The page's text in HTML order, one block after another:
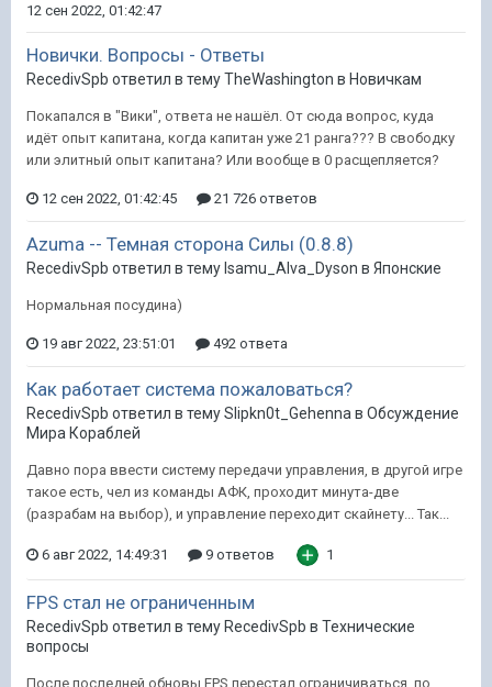
12 сен 2022, 01:42:47
Новички. Вопросы - Ответы
RecedivSpb ответил в тему TheWashington в Новичкам
Покапался в "Вики", ответа не нашёл. От сюда вопрос, куда
идёт опыт капитана, когда капитан уже 21 ранга??? В свободку
или элитный опыт капитана? Или вообще в 0 расщепляется?
12 сен 2022, 01:42:45 21 726 ответов
Azuma -- Темная сторона Силы (0.8.8)
RecedivSpb ответил в тему Isamu_Alva_Dyson в Японские
Нормальная посудина)
19 авг 2022, 23:51:01 492 ответа
Как работает система пожаловаться?
RecedivSpb ответил в тему Slipkn0t_Gehenna в Обсуждение
Мира Кораблей
Давно пора ввести систему передачи управления, в другой игре
такое есть, чел из команды АФК, проходит минута-две
(разрабам на выбор), и управление переходит скайнету... Так...
6 авг 2022, 14:49:31 9 ответов 1
FPS стал не ограниченным
RecedivSpb ответил в тему RecedivSpb в Технические
вопросы
После последней обновы FPS перестал ограничиваться, по